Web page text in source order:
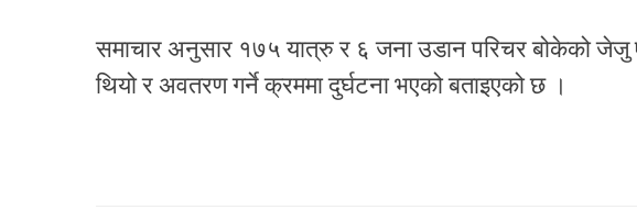
समाचार अनुसार १७५ यात्रु र ६ जना उडान परिचर बोकेको जेजु
थियो र अवतरण गर्ने क्रममा दुर्घटना भएको बताइएको छ ।